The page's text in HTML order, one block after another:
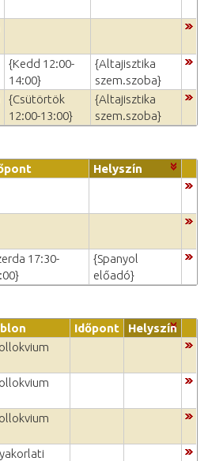
{Kedd 12:00-
14:00}
{Altajisztika
szem.szoba}
{Csütörtök
12:00-13:00}
{Altajisztika
szem.szoba}
Helyszín
17:30-
{Spanyol
előadó}
Időpont
Helyszín